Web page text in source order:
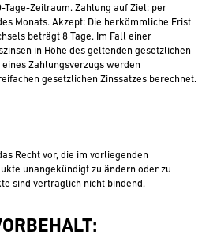
Tage-Zeitraum. Zahlung auf Ziel: per
Monats. Akzept: Die herkömmliche Frist
beträgt 8 Tage. Im Fall einer
in Höhe des geltenden gesetzlichen
Zahlungsverzugs werden
gesetzlichen Zinssatzes berechnet.
Recht vor, die im vorliegenden
unangekündigt zu ändern oder zu
sind vertraglich nicht bindend.